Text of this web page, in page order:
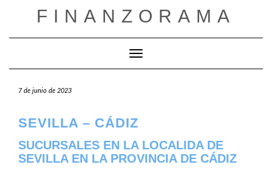
FINANZORAMA
Cambiar modo de navegación
7 de junio de 2023
SEVILLA – CÁDIZ
SUCURSALES EN LA LOCALIDA DE
SEVILLA EN LA PROVINCIA DE CÁDIZ